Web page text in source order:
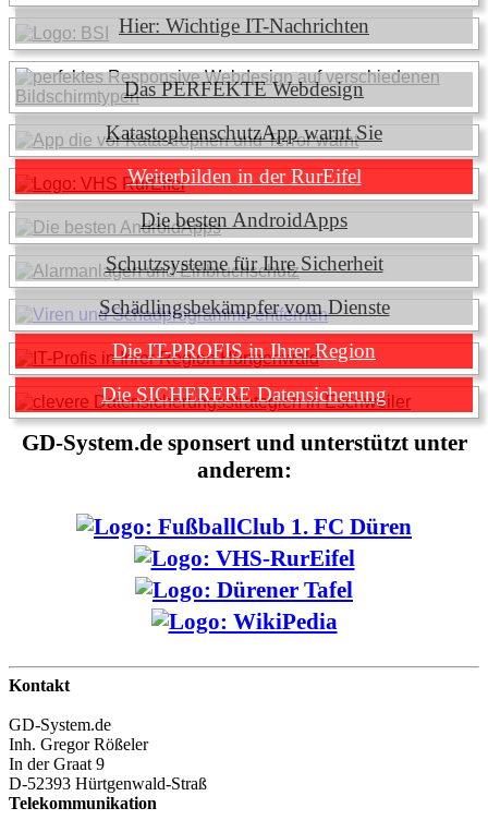
Hier: Wichtige IT-Nachrichten
Das PERFEKTE Webdesign
KatastophenschutzApp warnt Sie
Weiterbilden in der RurEifel
Die besten AndroidApps
Schutzsysteme für Ihre Sicherheit
Schädlingsbekämpfer vom Dienste
Die IT-PROFIS in Ihrer Region
Die SICHERERE Datensicherung
GD-System.de sponsert und unterstützt unter
anderem:
Kontakt
GD-System.de
Inh. Gregor Rößeler
In der Graat 9
D-52393 Hürtgenwald-Straß
Telekommunikation